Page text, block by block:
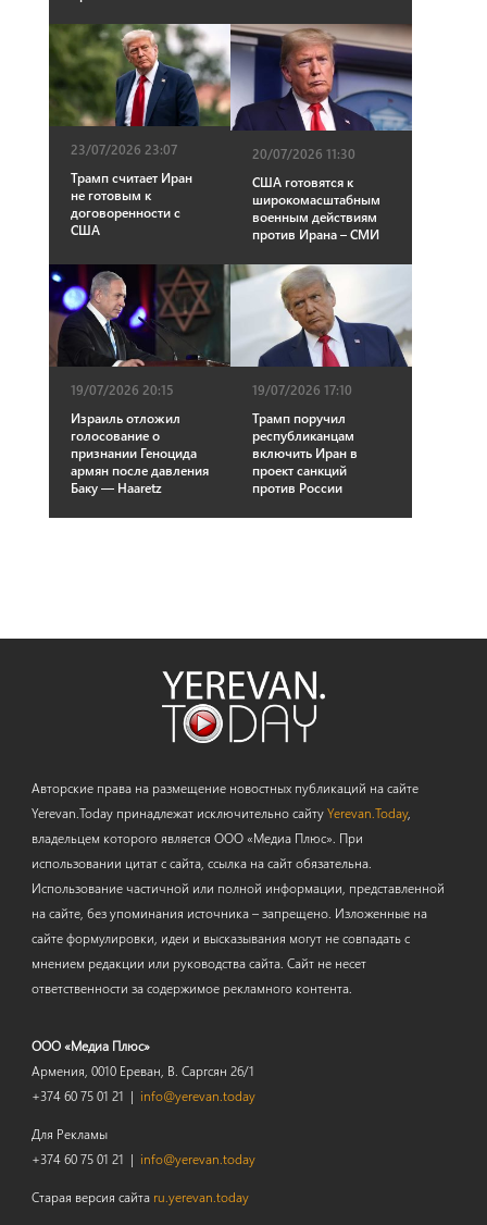
23/07/2026 23:07
Трамп считает Иран
не готовым к
договоренности с
США
20/07/2026 11:30
США готовятся к
широкомасштабным
военным действиям
против Ирана – СМИ
19/07/2026 20:15
Израиль отложил
голосование о
признании Геноцида
армян после давления
Баку — Haaretz
19/07/2026 17:10
Трамп поручил
республиканцам
включить Иран в
проект санкций
против России
Авторские права на размещение новостных публикаций на сайте
Yerevan.Today принадлежат исключительно сайтуYerevan.Today,
владельцем которого является ООО «Медиа Плюс». При
использовании цитат с сайта, ссылка на сайт обязательна.
Использование частичной или полной информации, представленной
на сайте, без упоминания источника – запрещено. Изложенные на
сайте формулировки, идеи и высказывания могут не совпадать с
мнением редакции или руководства сайта. Сайт не несет
ответственности за содержимое рекламного контента.
ООО «Медиа Плюс»
Армения, 0010 Ереван, В. Саргсян 26/1
+374 60 75 01 21 | info@yerevan.today
Для Рекламы
+374 60 75 01 21 | info@yerevan.today
Старая версия сайта ru.yerevan.today